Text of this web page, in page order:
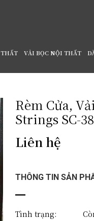
VẢI BỌC NỘI THẤT
Rèm Cửa,
Strings SC-
Liên hệ
THÔNG TIN SẢN
Tình trạng: Còn